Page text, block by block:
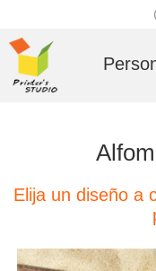
Elija un diseño a